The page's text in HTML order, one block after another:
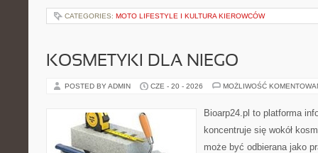
CATEGORIES: MOTO LIFESTYLE I KULTURA KIEROWCÓW
KOSMETYKI DLA NIEGO
POSTED BY ADMIN CZE - 20 - 2026 MOŻLIWOŚĆ
Bioarp24.pl to platforma
koncentruje się wokół
może być odbierana jako